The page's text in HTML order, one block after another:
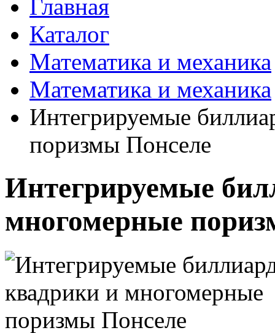
Главная
Каталог
Математика и механика
Математика и механика
Интегрируемые
поризмы Понселе
Интегрируемые
многомерные